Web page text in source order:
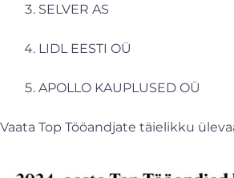
SELVER AS
LIDL EESTI OÜ
APOLLO KAUPLUSED OÜ
Vaata Top Tööandjate täielikku